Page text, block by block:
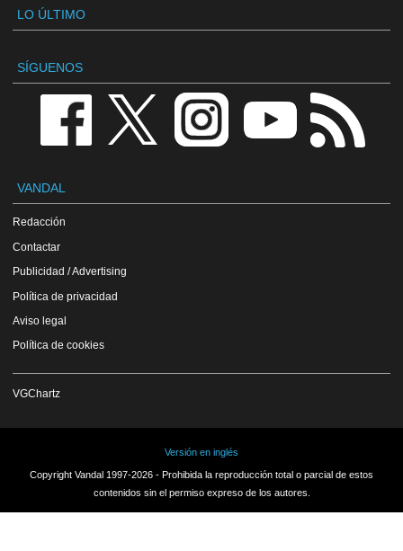
LO ÚLTIMO
SÍGUENOS
VANDAL
Redacción
Contactar
Publicidad / Advertising
Política de privacidad
Aviso legal
Política de cookies
VGChartz
Versión en inglés
Copyright Vandal 1997-2026 - Prohibida la reproducción total o parcial de estos
contenidos sin el permiso expreso de los autores.